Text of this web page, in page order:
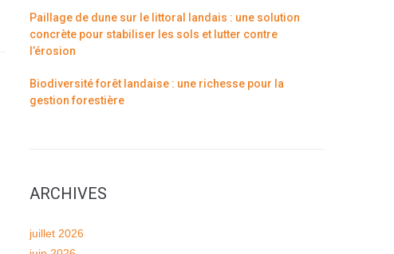
Paillage de dune sur le littoral landais : une solution
concrète pour stabiliser les sols et lutter contre
l’érosion
Biodiversité forêt landaise : une richesse pour la
gestion forestière
ARCHIVES
juillet 2026